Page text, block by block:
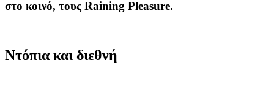
στο κοινό, τους Raining Pleasure.
Ντόπια και διεθνή